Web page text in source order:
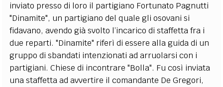
inviato presso di loro il partigiano Fortunato Pagnutti
"Dinamite", un partigiano del quale gli osovani si
fidavano, avendo già svolto l’incarico di staffetta fra i
due reparti. "Dinamite" riferì di essere alla guida di un
gruppo di sbandati intenzionati ad arruolarsi con i
partigiani. Chiese di incontrare "Bolla". Fu così inviata
una staffetta ad avvertire il comandante De Gregori,